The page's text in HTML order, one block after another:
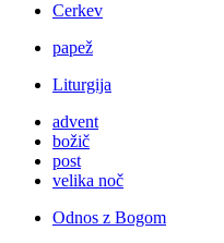
Cerkev
papež
Liturgija
advent
božič
post
velika noč
Odnos z Bogom